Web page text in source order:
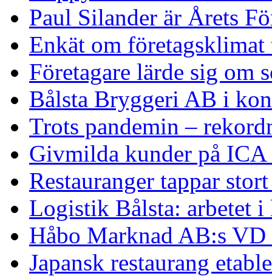
Paul Silander är Årets
Enkät om
Företagare lärde sig om
Bålsta Bryggeri AB i
Trots pandemin –
Givmilda kunder på
Restauranger tappar
Logistik Bålsta: arbetet
Håbo Marknad AB:s VD
Japansk restaurang